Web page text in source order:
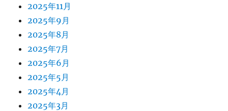
2025年11月
2025年9月
2025年8月
2025年7月
2025年6月
2025年5月
2025年4月
2025年3月